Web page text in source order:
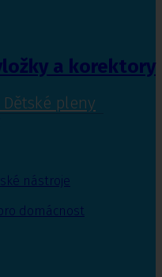
a korektory
pleny
nástroje
domácnost